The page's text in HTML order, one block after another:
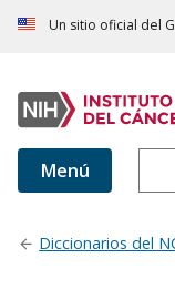
Un sitio oficial del
Menú
Diccionarios del